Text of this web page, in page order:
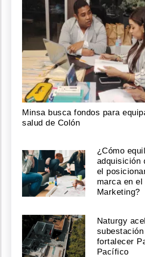
Minsa busca fondos para
salud de Colón
¿Cómo
adquisición
el
marca en
Marketing?
Naturgy
fortalecer
Pacífico